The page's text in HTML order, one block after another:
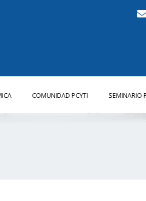
COMUNIDAD PCYTI SEMINARIO